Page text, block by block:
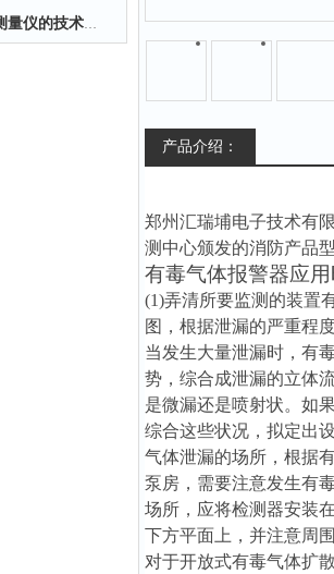
直读式粉尘浓度测量仪的技术细节是哪些？
产品介绍：
郑州汇瑞埔电子技术有
测中心颁发的消防产品
有毒气体报警器应
(1)弄清所要监测的装置
图，根据泄漏的严重程
当发生大量泄漏时，有
势，综合成泄漏的立体
是微漏还是喷射状。如
综合这些状况，拟定出
气体泄漏的场所，根据
泵房，需要注意发生有
场所，应将检测器安装
下方平面上，并注意周
对于开放式有毒气体扩